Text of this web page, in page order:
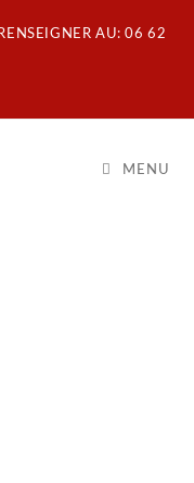
AU: 06 62
MENU